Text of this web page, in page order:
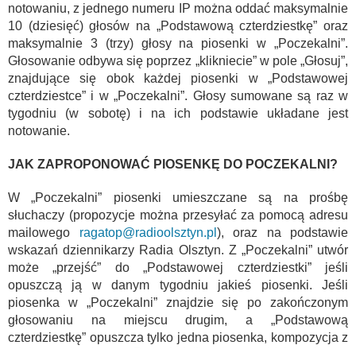
notowaniu, z jednego numeru IP można oddać maksymalnie
10 (dziesięć) głosów na „Podstawową czterdziestkę” oraz
maksymalnie 3 (trzy) głosy na piosenki w „Poczekalni”.
Głosowanie odbywa się poprzez „klikniecie” w pole „Głosuj”,
znajdujące się obok każdej piosenki w „Podstawowej
czterdziestce” i w „Poczekalni”. Głosy sumowane są raz w
tygodniu (w sobotę) i na ich podstawie układane jest
notowanie.
JAK ZAPROPONOWAĆ PIOSENKĘ DO POCZEKALNI?
W „Poczekalni” piosenki umieszczane są na prośbę
słuchaczy (propozycje można przesyłać za pomocą adresu
mailowego ragatop@radioolsztyn.pl ), oraz na podstawie
wskazań dziennikarzy Radia Olsztyn. Z „Poczekalni” utwór
może „przejść” do „Podstawowej czterdziestki” jeśli
opuszczą ją w danym tygodniu jakieś piosenki. Jeśli
piosenka w „Poczekalni” znajdzie się po zakończonym
głosowaniu na miejscu drugim, a „Podstawową
czterdziestkę” opuszcza tylko jedna piosenka, kompozycja z